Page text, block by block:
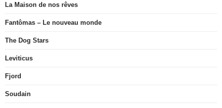
La Maison de nos rêves
Fantômas – Le nouveau monde
The Dog Stars
Leviticus
Fjord
Soudain